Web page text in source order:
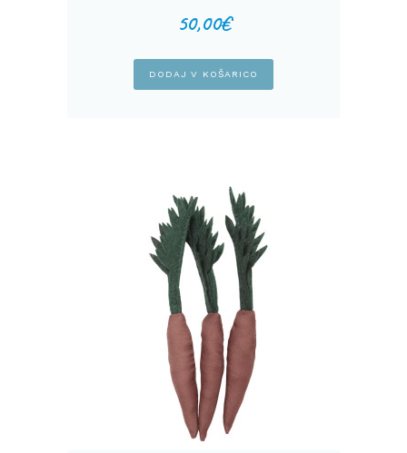
50,00€
DODAJ V KOŠARICO